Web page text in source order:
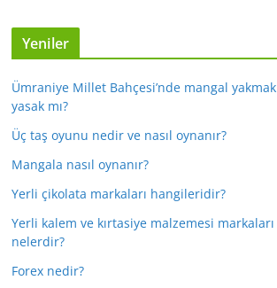
Yeniler
Ümraniye Millet Bahçesi’nde mangal yakmak
yasak mı?
Üç taş oyunu nedir ve nasıl oynanır?
Mangala nasıl oynanır?
Yerli çikolata markaları hangileridir?
Yerli kalem ve kırtasiye malzemesi markaları
nelerdir?
Forex nedir?